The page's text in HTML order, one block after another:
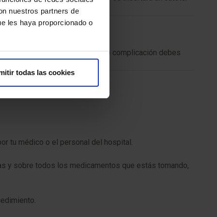
nuestros partners de
les haya proporcionado o
todas las cookies
terapéutico o diagnóstico.
cuidar el área y qué signos de complicación debes
tu médico o el personal del hospital.
y sobre todos los medicamentos que estás tomando,